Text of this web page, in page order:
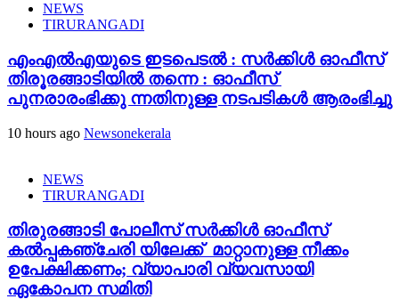
NEWS
TIRURANGADI
എംഎൽഎയുടെ ഇടപെടൽ : സര്‍ക്കിള്‍ ഓഫീസ്
തിരൂരങ്ങാടിയിൽ തന്നെ : ഓഫീസ്
പുനരാരംഭിക്കു ന്നതിനുള്ള നടപടികൾ ആരംഭിച്ചു
10 hours ago Newsonekerala
NEWS
TIRURANGADI
തിരുരങ്ങാടി പോലീസ് സർക്കിൾ ഓഫീസ്
കൽപ്പകഞ്ചേരി യിലേക്ക് മാറ്റാനുള്ള നീക്കം
ഉപേക്ഷിക്കണം; വ്യാപാരി വ്യവസായി
ഏകോപന സമിതി